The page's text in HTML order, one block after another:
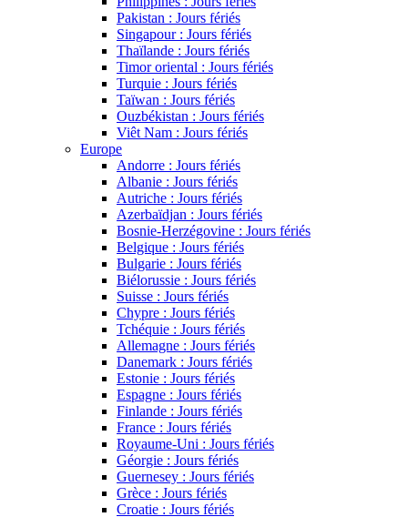
Pakistan : Jours fériés
Singapour : Jours fériés
Thaïlande : Jours fériés
Timor oriental : Jours fériés
Turquie : Jours fériés
Taïwan : Jours fériés
Ouzbékistan : Jours fériés
Viêt Nam : Jours fériés
Europe
Andorre : Jours fériés
Albanie : Jours fériés
Autriche : Jours fériés
Azerbaïdjan : Jours fériés
Bosnie-Herzégovine : Jours fériés
Belgique : Jours fériés
Bulgarie : Jours fériés
Biélorussie : Jours fériés
Suisse : Jours fériés
Chypre : Jours fériés
Tchéquie : Jours fériés
Allemagne : Jours fériés
Danemark : Jours fériés
Estonie : Jours fériés
Espagne : Jours fériés
Finlande : Jours fériés
France : Jours fériés
Royaume-Uni : Jours fériés
Géorgie : Jours fériés
Guernesey : Jours fériés
Grèce : Jours fériés
Croatie : Jours fériés